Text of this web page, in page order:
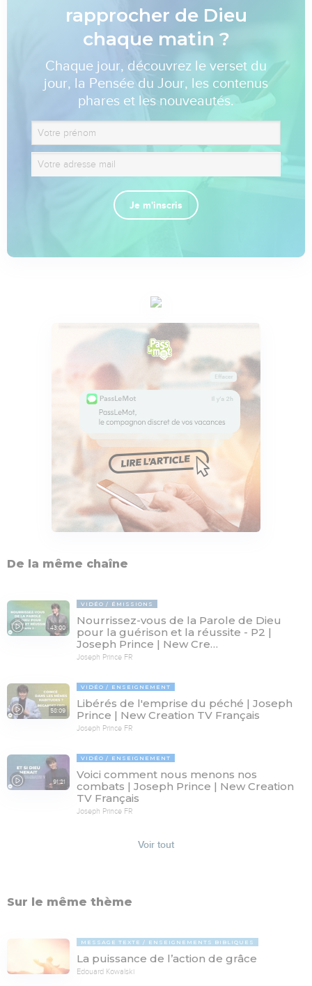
rapprocher de Dieu
chaque matin ?
Chaque jour, découvrez le verset du
jour, la Pensée du Jour, les contenus
phares et les nouveautés.
Je m'inscris
De la même chaîne
43:00
VIDÉO ÉMISSIONS
Nourrissez-vous de la Parole de Dieu
pour la guérison et la réussite - P2 |
Joseph Prince | New Cre…
Joseph Prince FR
58:09
VIDÉO ENSEIGNEMENT
Libérés de l'emprise du péché | Joseph
Prince | New Creation TV Français
Joseph Prince FR
91:21
VIDÉO ENSEIGNEMENT
Voici comment nous menons nos
combats | Joseph Prince | New Creation
TV Français
Joseph Prince FR
Voir tout
Sur le même thème
MESSAGE TEXTE ENSEIGNEMENTS BIBLIQUES
La puissance de l’action de grâce
Edouard Kowalski